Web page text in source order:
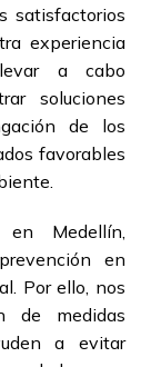
satisfactorios
experiencia
a cabo
soluciones
de los
favorables
Medellín,
en
Por ello, nos
de medidas
a evitar